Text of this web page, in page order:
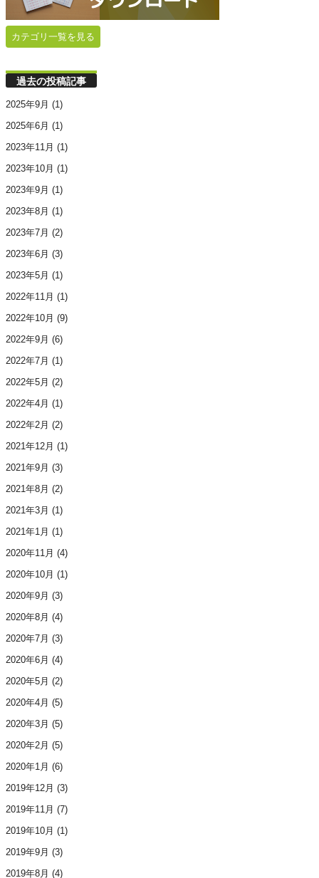
カテゴリ一覧を見る
過去の投稿記事
2025年9月 (1)
2025年6月 (1)
2023年11月 (1)
2023年10月 (1)
2023年9月 (1)
2023年8月 (1)
2023年7月 (2)
2023年6月 (3)
2023年5月 (1)
2022年11月 (1)
2022年10月 (9)
2022年9月 (6)
2022年7月 (1)
2022年5月 (2)
2022年4月 (1)
2022年2月 (2)
2021年12月 (1)
2021年9月 (3)
2021年8月 (2)
2021年3月 (1)
2021年1月 (1)
2020年11月 (4)
2020年10月 (1)
2020年9月 (3)
2020年8月 (4)
2020年7月 (3)
2020年6月 (4)
2020年5月 (2)
2020年4月 (5)
2020年3月 (5)
2020年2月 (5)
2020年1月 (6)
2019年12月 (3)
2019年11月 (7)
2019年10月 (1)
2019年9月 (3)
2019年8月 (4)